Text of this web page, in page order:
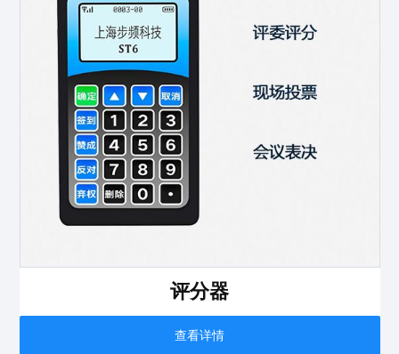
评分器
查看详情